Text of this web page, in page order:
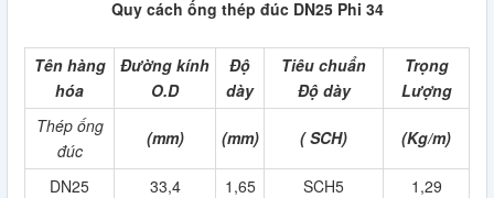
Quy cách ống thép đúc DN25 Phi 34
Tên hàng
hóa
Đường kính
O.D
Độ
dày
Tiêu chuẩn
Độ dày
Trọng
Lượng
Thép ống
đúc
(mm) (mm) ( SCH) (Kg/m)
DN25 33,4 1,65 SCH5
1,29